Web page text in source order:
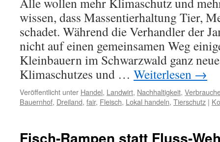
wissen, dass Massentierhaltung Tier,
schadet. Während die Verhandler der
nicht auf einen gemeinsamen Weg
Kleinbauern im Schwarzwald ganz
Klimaschutzes und … Weiterlesen →
Veröffentlicht unter Handel, Landwirt, Nachhaltigkeit,
Bauernhof, Dreiland, fair, Fleisch, Lokal handeln, Tierschutz |
Fisch-Rampen statt Fluss-